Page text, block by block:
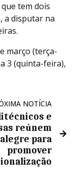
tem dois
a disputar na
março (terça-
3 (quinta-feira),
NOTÍCIA
e
reúnem
para
promover